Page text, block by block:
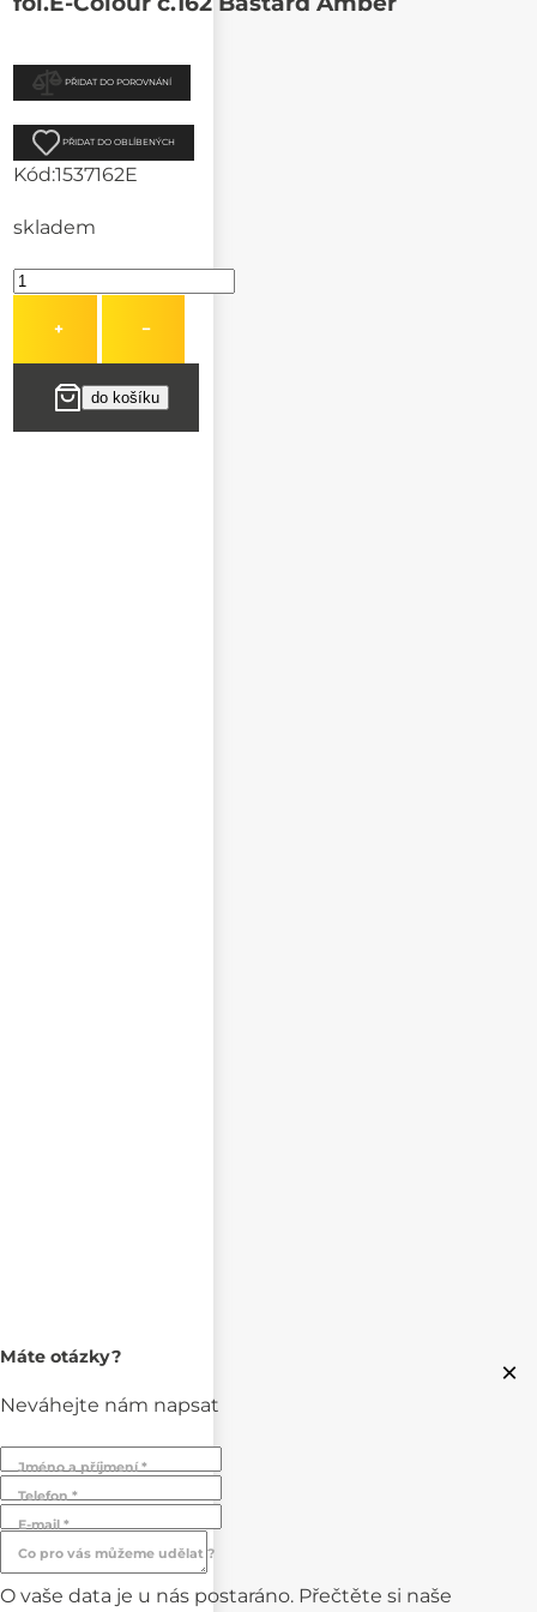
PŘIDAT DO POROVNÁNÍ
PŘIDAT DO OBLÍBENÝCH
Kód:1537162E
skladem
+ −
×
Máte otázky?
Neváhejte nám napsat
Jméno a příjmení *
Telefon *
E-mail *
Co pro vás můžeme udělat ?
O vaše data je u nás postaráno. Přečtěte si naše